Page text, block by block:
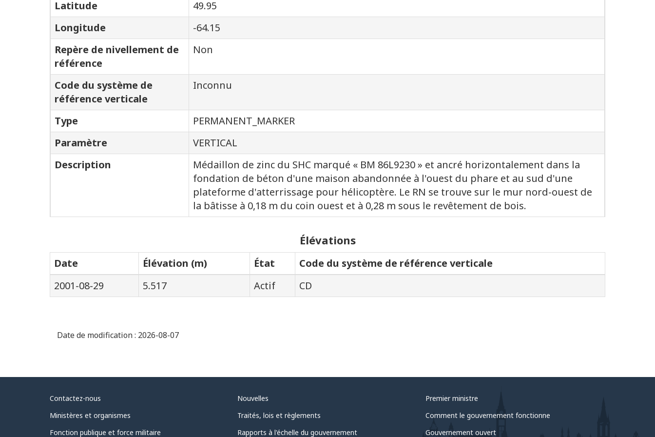
Latitude
49.95
Longitude
-64.15
Repère de nivellement de
référence
Non
Code du système de
référence verticale
Inconnu
Type
PERMANENT_MARKER
Paramètre
VERTICAL
Description
Médaillon de zinc du SHC marqué « BM 86L9230 » et ancré horizontalement dans la
fondation de béton d'une maison abandonnée à l'ouest du phare et au sud d'une
plateforme d'atterrissage pour hélicoptère. Le RN se trouve sur le mur nord-ouest de
la bâtisse à 0,18 m du coin ouest et à 0,28 m sous le revêtement de bois.
Élévations
Date Élévation (m) État
Code du système de référence verticale
2001-08-29
5.517 Actif CD
Date de modification : 2026-08-07
Au
sujet
du
Contactez-nous
Ministères et organismes
Fonction publique et force militaire
Nouvelles
Traités, lois et règlements
Rapports à l'échelle du gouvernement
Premier ministre
Comment le gouvernement fonctionne
Gouvernement ouvert